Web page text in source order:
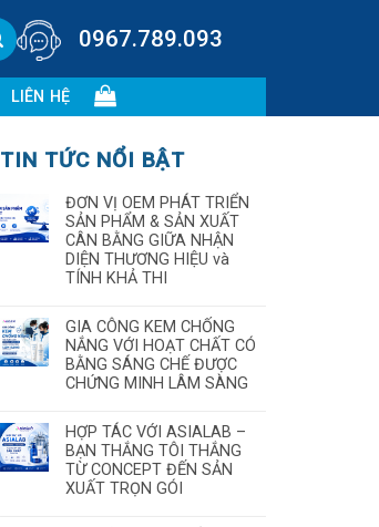
0967.789.093
LIÊN HỆ
TIN TỨC NỔI BẬT
ĐƠN VỊ OEM PHÁT TRIỂN
SẢN PHẨM & SẢN XUẤT
CÂN BẰNG GIỮA NHẬN
DIỆN THƯƠNG HIỆU và
TÍNH KHẢ THI
GIA CÔNG KEM CHỐNG
NẮNG VỚI HOẠT CHẤT CÓ
BẰNG SÁNG CHẾ ĐƯỢC
CHỨNG MINH LÂM SÀNG
HỢP TÁC VỚI ASIALAB –
BẠN THẮNG TÔI THẮNG
TỪ CONCEPT ĐẾN SẢN
XUẤT TRỌN GÓI